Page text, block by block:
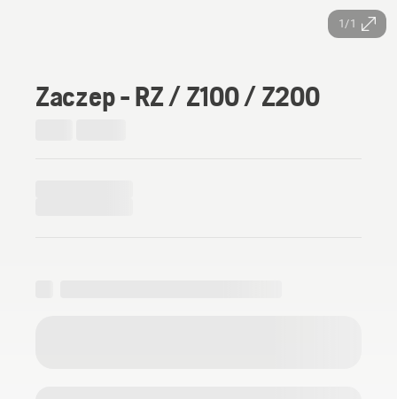
1/1
Zaczep - RZ / Z100 / Z200